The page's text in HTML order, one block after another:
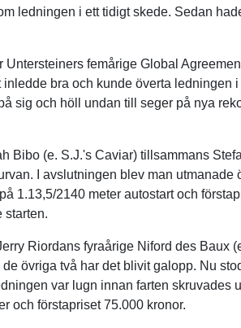
ledningen i ett tidigt skede. Sedan
Untersteiners femårige Global
bra och kunde överta ledningen
sig och höll undan till seger på nya
Bibo (e. S.J.'s Caviar) tillsammans
I avslutningen blev man utmanade
1.13,5/2140 meter autostart och
starten.
Riordans fyraårige Niford des Baux
övriga två har det blivit galopp. Nu
var lugn innan farten skruvades
och förstapriset 75.000 kronor.